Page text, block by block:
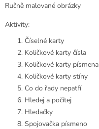
Ručně malované obrázky
Aktivity:
Číselné karty
Količkové karty čísla
Količkové karty písmena
Količkové karty stíny
Co do řady nepatří
Hledej a počítej
Hledačky
Spojovačka písmeno